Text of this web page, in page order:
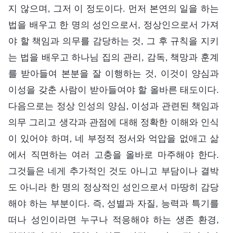
지 않으며, 그저 이 정도이다. 먼저 본연의 일을 하는
법을 배우고 한 명의 성인으로서, 정상인으로서 가져
야 할 책임과 의무를 감당하는 것, 그 후 규칙을 지키
는 법을 배우고 하나님 집의 관리, 감독, 책망과 훈계
를 받아들여 본분을 잘 이행하는 것, 이것이 양심과
이성을 갖춘 사람이 받아들여야 할 올바른 태도이다.
다음으로는 정상 인성의 양심, 이성과 관련된 책임과
의무 그리고 생각과 관점에 대해 정확한 이해와 인식
이 있어야 하며, 네 부정적 정서와 억압을 없애고 삶
에서 직면하는 여러 고충을 올바로 마주해야 한다.
그것들은 네게 추가적인 것도 아니고 부담이나 결박
도 아니라 한 명의 정상적인 성인으로서 마땅히 감당
해야 하는 부분이다. 즉, 성별과 자질, 능력과 특기를
떠나 성인이라면 누구나 적응해야 하는 생존 환경,